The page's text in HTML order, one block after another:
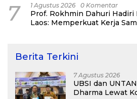
7 1 Agustus 2026 0 Komentar
Prof. Rokhmin Dahuri Hadiri Pertemuan AAWC di
Laos: Memperkuat Kerja
Berita Terkini
7 Agustus 2026
UBSI dan
Dharma Lewat